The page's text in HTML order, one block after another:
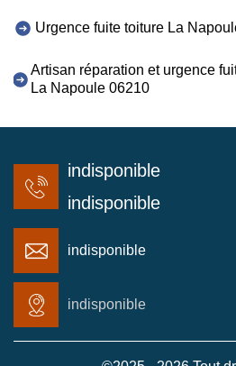
Urgence fuite toiture La
Artisan réparation et urgence
La Napoule 06210
indisponible
indisponible
indisponible
indisponible